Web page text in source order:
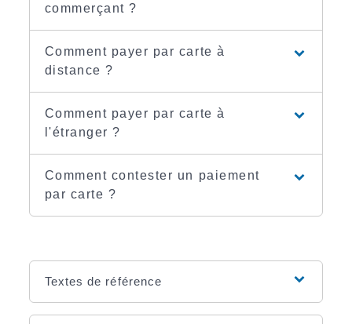
commerçant ?
Comment payer par carte à
distance ?
Comment payer par carte à
l'étranger ?
Comment contester un paiement
par carte ?
Textes de référence